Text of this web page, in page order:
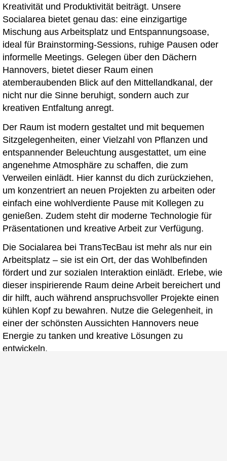
Kreativität und Produktivität beiträgt. Unsere
Socialarea bietet genau das: eine einzigartige
Mischung aus Arbeitsplatz und Entspannungsoase,
ideal für Brainstorming-Sessions, ruhige Pausen oder
informelle Meetings. Gelegen über den Dächern
Hannovers, bietet dieser Raum einen
atemberaubenden Blick auf den Mittellandkanal, der
nicht nur die Sinne beruhigt, sondern auch zur
kreativen Entfaltung anregt.
Der Raum ist modern gestaltet und mit bequemen
Sitzgelegenheiten, einer Vielzahl von Pflanzen und
entspannender Beleuchtung ausgestattet, um eine
angenehme Atmosphäre zu schaffen, die zum
Verweilen einlädt. Hier kannst du dich zurückziehen,
um konzentriert an neuen Projekten zu arbeiten oder
einfach eine wohlverdiente Pause mit Kollegen zu
genießen. Zudem steht dir moderne Technologie für
Präsentationen und kreative Arbeit zur Verfügung.
Die Socialarea bei TransTecBau ist mehr als nur ein
Arbeitsplatz – sie ist ein Ort, der das Wohlbefinden
fördert und zur sozialen Interaktion einlädt. Erlebe, wie
dieser inspirierende Raum deine Arbeit bereichert und
dir hilft, auch während anspruchsvoller Projekte einen
kühlen Kopf zu bewahren. Nutze die Gelegenheit, in
einer der schönsten Aussichten Hannovers neue
Energie zu tanken und kreative Lösungen zu
entwickeln.